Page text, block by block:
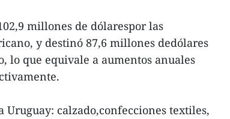
millones de dólarespor las
y destinó 87,6 millones dedólares
lo que equivale a aumentos anuales
calzado,confecciones textiles,